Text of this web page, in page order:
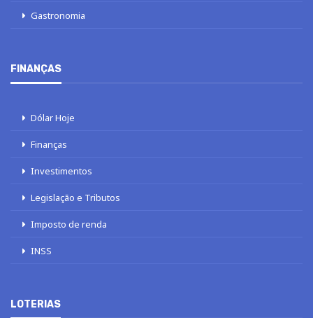
Gastronomia
FINANÇAS
Dólar Hoje
Finanças
Investimentos
Legislação e Tributos
Imposto de renda
INSS
LOTERIAS